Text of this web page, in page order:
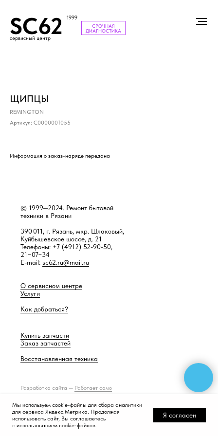
SC62 1999
сервисный центр
СРОЧНАЯ
ДИАГНОСТИКА
ЩИПЦЫ
REMINGTON
Артикул: С0000001055
Информация о заказ-наряде передана
Разработка сайта — Работает само
© 1999—2024. Ремонт бытовой
техники в Рязани
390 011, г. Рязань, мкр. Шлаковый,
Куйбышевское шоссе, д. 21
Телефоны: +7 (4912) 52-90-50,
21−07−34
E-mail: sc62.ru@mail.ru
О сервисном центре
Услуги
Как добраться?
Купить запчасти
Заказ запчастей
Восстановленная техника
Мы используем cookie-файлы для сбора аналитики
для сервиса Яндекс.Метрика. Продолжая
использовать сайт, Вы соглашаетесь
с использованием cookie-файлов.
Я согласен